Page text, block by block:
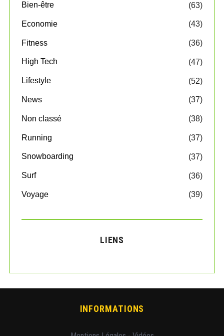
Bien-être (63)
Economie (43)
Fitness (36)
High Tech (47)
Lifestyle (52)
News (37)
Non classé (38)
Running (37)
Snowboarding (37)
Surf (36)
Voyage (39)
LIENS
INFORMATIONS